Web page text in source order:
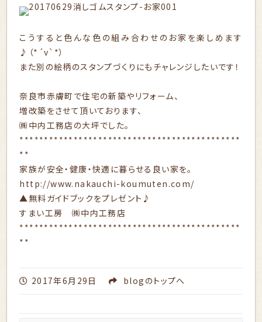
こうすると色んな色の組み合わせのお家を楽しめます
♪（*´v`*）
また別の絵柄のスタンプづくりにもチャレンジしたいです！
奈良市赤膚町で住宅の新築やリフォーム、
増改築をさせて頂いております、
㈱中内工務店の大坪でした。
*********************************************
**
家族が安全・健康・快適に暮らせる良い家を。
http://www.nakauchi-koumuten.com/
▲無料ガイドブックをプレゼント♪
すまい工房 ㈱中内工務店
*********************************************
**
2017年6月29日 blog のトップへ